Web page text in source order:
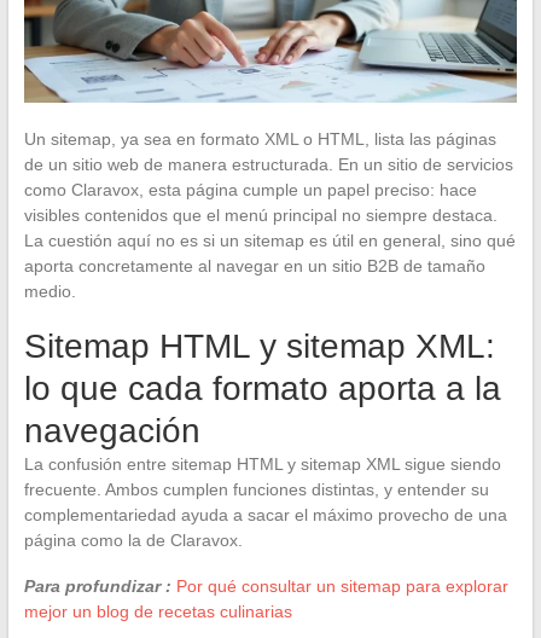
Un sitemap, ya sea en formato XML o HTML, lista las páginas
de un sitio web de manera estructurada. En un sitio de servicios
como Claravox, esta página cumple un papel preciso: hace
visibles contenidos que el menú principal no siempre destaca.
La cuestión aquí no es si un sitemap es útil en general, sino qué
aporta concretamente al navegar en un sitio B2B de tamaño
medio.
Sitemap HTML y sitemap XML:
lo que cada formato aporta a la
navegación
La confusión entre sitemap HTML y sitemap XML sigue siendo
frecuente. Ambos cumplen funciones distintas, y entender su
complementariedad ayuda a sacar el máximo provecho de una
página como la de Claravox.
Para profundizar : Por qué consultar un sitemap para explorar
mejor un blog de recetas culinarias